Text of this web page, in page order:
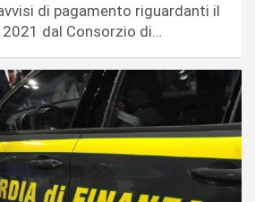
di pagamento riguardanti il
dal Consorzio di…